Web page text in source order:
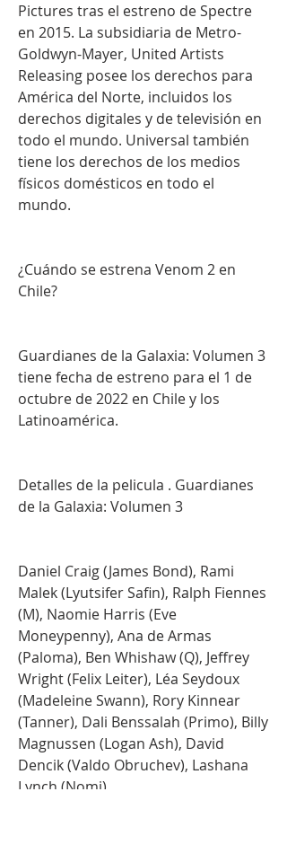
Pictures tras el estreno de Spectre
en 2015. La subsidiaria de Metro-
Goldwyn-Mayer, United Artists
Releasing posee los derechos para
América del Norte, incluidos los
derechos digitales y de televisión en
todo el mundo. Universal también
tiene los derechos de los medios
físicos domésticos en todo el
mundo.
¿Cuándo se estrena Venom 2 en
Chile?
Guardianes de la Galaxia: Volumen 3
tiene fecha de estreno para el 1 de
octubre de 2022 en Chile y los
Latinoamérica.
Detalles de la pelicula . Guardianes
de la Galaxia: Volumen 3
Daniel Craig (James Bond), Rami
Malek (Lyutsifer Safin), Ralph Fiennes
(M), Naomie Harris (Eve
Moneypenny), Ana de Armas
(Paloma), Ben Whishaw (Q), Jeffrey
Wright (Felix Leiter), Léa Seydoux
(Madeleine Swann), Rory Kinnear
(Tanner), Dali Benssalah (Primo), Billy
Magnussen (Logan Ash), David
Dencik (Valdo Obruchev), Lashana
Lynch (Nomi)